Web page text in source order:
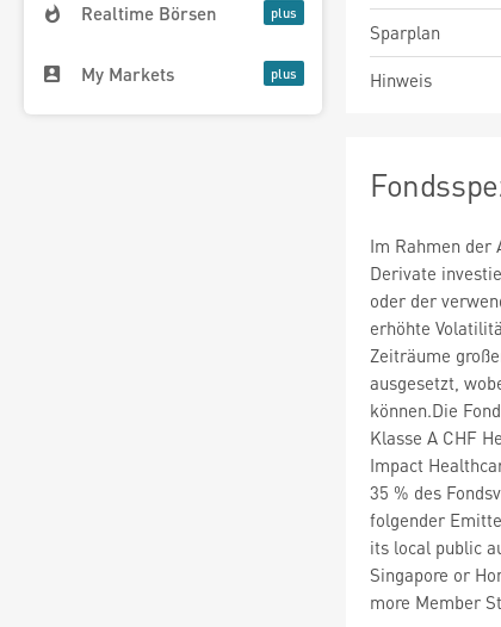
Realtime Börsen
My Markets
Sparplan
Hinweis
Im Rahmen der
Derivate
oder der
erhöhte
Zeiträume
ausgesetzt,
können.Die
Klasse A CHF
Impact
35 % des
folgender
its local public
Singapore or
more Member